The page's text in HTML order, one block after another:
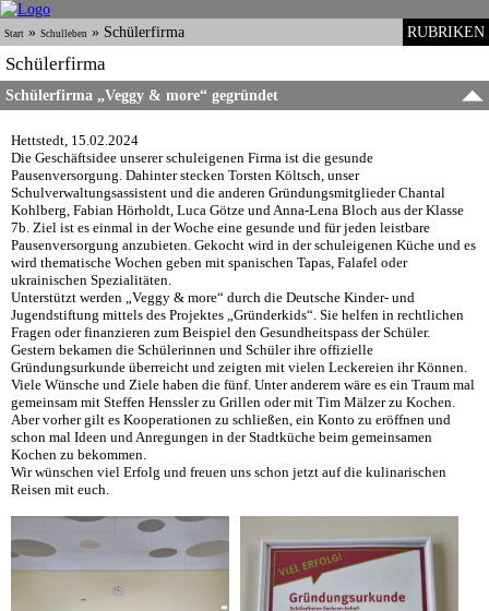
RUBRIKEN
Start » Schulleben » Schülerfirma
Schülerfirma
Schülerfirma „Veggy & more“ gegründet
Hettstedt, 15.02.2024
Die Geschäftsidee unserer schuleigenen Firma ist die gesunde
Pausenversorgung. Dahinter stecken Torsten Költsch, unser
Schulverwaltungsassistent und die anderen Gründungsmitglieder Chantal
Kohlberg, Fabian Hörholdt, Luca Götze und Anna-Lena Bloch aus der Klasse
7b. Ziel ist es einmal in der Woche eine gesunde und für jeden leistbare
Pausenversorgung anzubieten. Gekocht wird in der schuleigenen Küche und es
wird thematische Wochen geben mit spanischen Tapas, Falafel oder
ukrainischen Spezialitäten.
Unterstützt werden „Veggy & more“ durch die Deutsche Kinder- und
Jugendstiftung mittels des Projektes „Gründerkids“. Sie helfen in rechtlichen
Fragen oder finanzieren zum Beispiel den Gesundheitspass der Schüler.
Gestern bekamen die Schülerinnen und Schüler ihre offizielle
Gründungsurkunde überreicht und zeigten mit vielen Leckereien ihr Können.
Viele Wünsche und Ziele haben die fünf. Unter anderem wäre es ein Traum mal
gemeinsam mit Steffen Henssler zu Grillen oder mit Tim Mälzer zu Kochen.
Aber vorher gilt es Kooperationen zu schließen, ein Konto zu eröffnen und
schon mal Ideen und Anregungen in der Stadtküche beim gemeinsamen
Kochen zu bekommen.
Wir wünschen viel Erfolg und freuen uns schon jetzt auf die kulinarischen
Reisen mit euch.